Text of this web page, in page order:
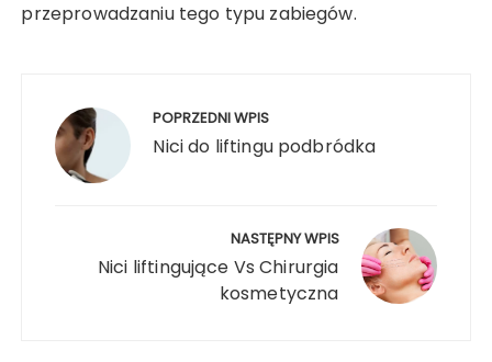
przeprowadzaniu tego typu zabiegów.
wpisu POPRZEDNI WPIS
Nici do liftingu podbródka
NASTĘPNY WPIS
Nici liftingujące Vs Chirurgia
kosmetyczna